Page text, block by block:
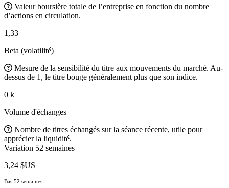
Valeur boursière totale de l’entreprise en fonction du nombre
d’actions en circulation.
1,33
Beta (volatilité)
Mesure de la sensibilité du titre aux mouvements du marché. Au-
dessus de 1, le titre bouge généralement plus que son indice.
0 k
Volume d'échanges
Nombre de titres échangés sur la séance récente, utile pour
apprécier la liquidité.
Variation 52 semaines
3,24 $US
Bas 52 semaines